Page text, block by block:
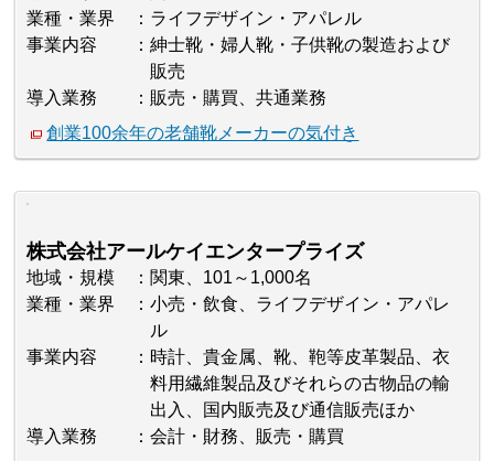
業種・業界
ライフデザイン・アパレル
事業内容
紳士靴・婦人靴・子供靴の製造および
販売
導入業務
販売・購買、共通業務
創業100余年の老舗靴メーカーの気付き
株式会社アールケイエンタープライズ
地域・規模
関東、101～1,000名
業種・業界
小売・飲食、ライフデザイン・アパレ
ル
事業内容
時計、貴金属、靴、鞄等皮革製品、衣
料用繊維製品及びそれらの古物品の輸
出入、国内販売及び通信販売ほか
導入業務
会計・財務、販売・購買